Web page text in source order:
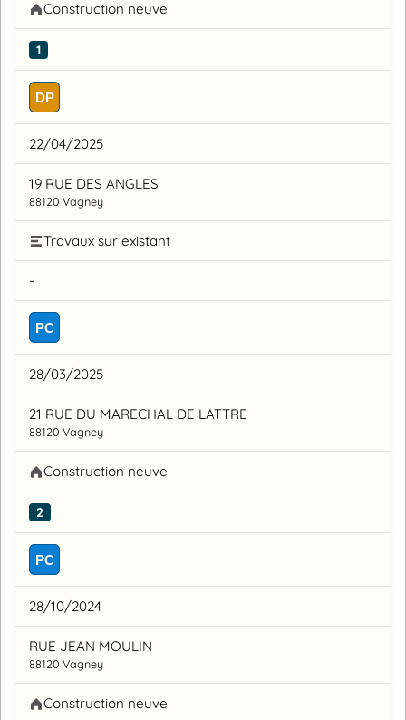
Construction neuve
1
DP
22/04/2025
19 RUE DES ANGLES
88120 Vagney
Travaux sur existant
-
PC
28/03/2025
21 RUE DU MARECHAL DE LATTRE
88120 Vagney
Construction neuve
2
PC
28/10/2024
RUE JEAN MOULIN
88120 Vagney
Construction neuve